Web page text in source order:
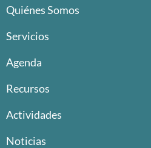
Quiénes Somos
Servicios
Agenda
Recursos
Actividades
Noticias